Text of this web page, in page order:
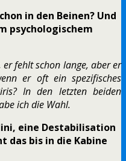
in den Beinen? Und
psychologischem
fehlt schon lange, aber er
er oft ein spezifisches
In den letzten beiden
ich die Wahl.
eine Destabilisation
das bis in die Kabine